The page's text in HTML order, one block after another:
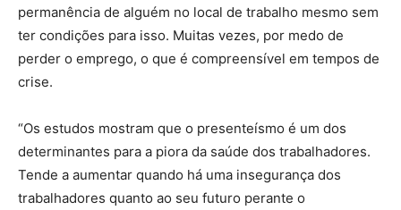
permanência de alguém no local de trabalho mesmo sem
ter condições para isso. Muitas vezes, por medo de
perder o emprego, o que é compreensível em tempos de
crise.
“Os estudos mostram que o presenteísmo é um dos
determinantes para a piora da saúde dos trabalhadores.
Tende a aumentar quando há uma insegurança dos
trabalhadores quanto ao seu futuro perante o